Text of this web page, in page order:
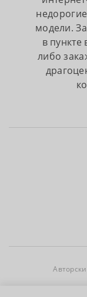
модели.
в пункте
либо